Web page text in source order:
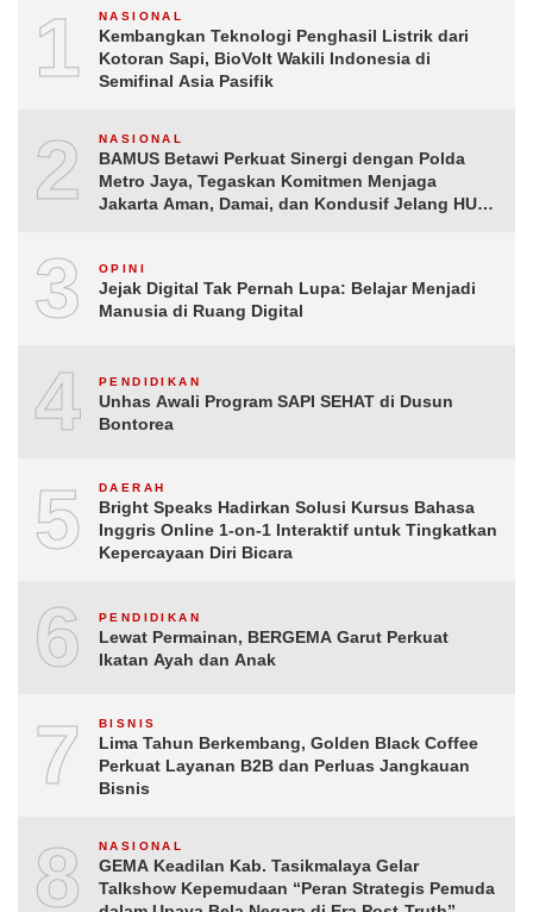
1 NASIONAL
Kembangkan Teknologi Penghasil Listrik dari
Kotoran Sapi, BioVolt Wakili Indonesia di
Semifinal Asia Pasifik
2 NASIONAL
BAMUS Betawi Perkuat Sinergi dengan Polda
Metro Jaya, Tegaskan Komitmen Menjaga
Jakarta Aman, Damai, dan Kondusif Jelang HUT
3 OPINI
Jejak Digital Tak Pernah Lupa: Belajar Menjadi
Manusia di Ruang Digital
4 PENDIDIKAN
Unhas Awali Program SAPI SEHAT di Dusun
Bontorea
5 DAERAH
Bright Speaks Hadirkan Solusi Kursus Bahasa
Inggris Online 1-on-1 Interaktif untuk Tingkatkan
Kepercayaan Diri Bicara
6 PENDIDIKAN
Lewat Permainan, BERGEMA Garut Perkuat
Ikatan Ayah dan Anak
7 BISNIS
Lima Tahun Berkembang, Golden Black Coffee
Perkuat Layanan B2B dan Perluas Jangkauan
Bisnis
8 NASIONAL
GEMA Keadilan Kab. Tasikmalaya Gelar
Talkshow Kepemudaan “Peran Strategis Pemuda